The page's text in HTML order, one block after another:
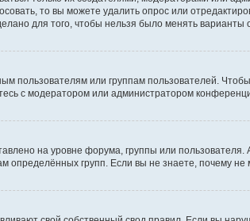
то вы можете удалить опрос или
для того, чтобы нельзя было менять варианты
пользователям или группам пользователей.
с модератором или администратором
на уровне форума, группы или
определённых групп. Если вы не знаете, почему